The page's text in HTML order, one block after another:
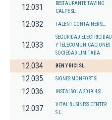
12.031
RESTAURANTE TAVINO
CALPE SL.
12.032 TALENT CONTAINER SL.
12.033
SEGURIDAD ELECTRICIDAD
Y TELECOMUNICACIONES
SOCIEDAD LIMITADA
12.034 BEN Y BICI SL.
12.035 SIGNES MONFORT SL
12.036 INSTALSOLA 2019.4 SL.
12.037
VITAL BUSINESS CENTER
S.L.